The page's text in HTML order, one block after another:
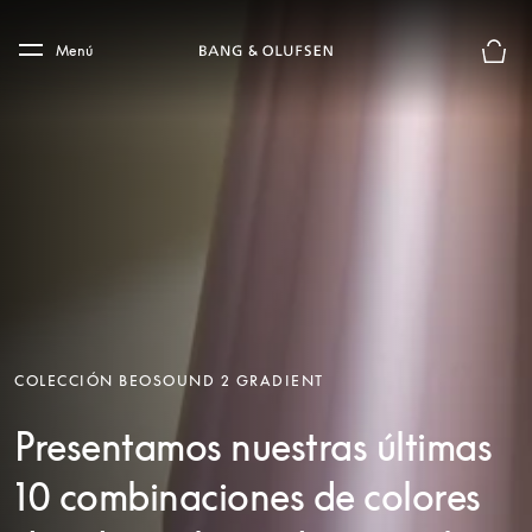
Skip to main footer
Menú
COLECCIÓN BEOSOUND 2 GRADIENT
Presentamos nuestras últimas
10 combinaciones de colores